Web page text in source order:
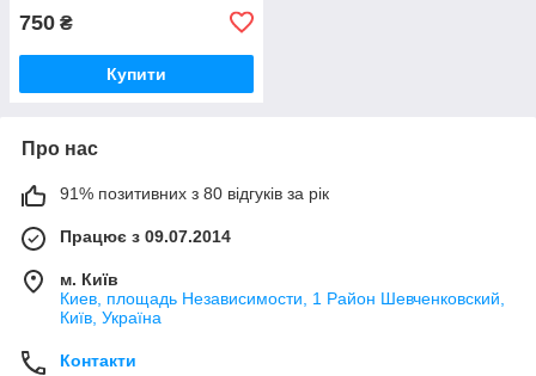
750 ₴
Купити
Про нас
91% позитивних з 80 відгуків за рік
Працює з 09.07.2014
м. Київ
Киев, площадь Независимости, 1 Район Шевченковский,
Київ, Україна
Контакти